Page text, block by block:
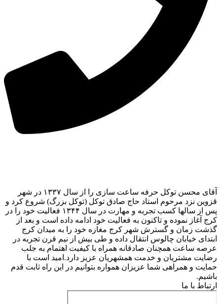
آقای محسن توکل حرفه ساعت سازی را از سال ۱۳۳۷ در شهر
قزوین نزد مرحوم استاد حاج صادق توکل (توکل بزرگ) شروع کرد و
پس از سالها کسب تجربه و مهارت در سال ۱۳۴۴ فعالیت خود را در
کرج آغاز نموده و تاکنون به فعالیت خود ادامه داده است و بعد از
گذشت زمان و گسترش شهر کرج مغازه خود را به میدان کرج
ابتدای خیابان چالوس انتقال داده و طی بیش از نیم قرن تجربه در
عرصه ساعت همچنان صادقانه همراه با کیفیت اهتمام به جلب
رضایت مشتریان و خدمت همشهریان عزیز دارد.امید است با
حمایت و همراهی شما عزیزان همواره بتوانیم در این راه ثابت قدم
باشیم.
ارتباط با ما